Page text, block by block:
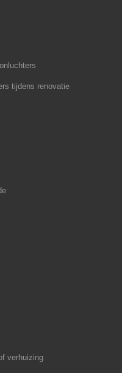
tijdens renovatie
verhuizing